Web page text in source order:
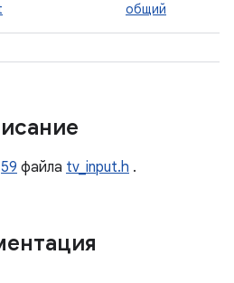
общий
59 файла tv_input.h .